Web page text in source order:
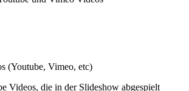
(Youtube, Vimeo, etc)
Videos, die in der Slideshow abgespielt